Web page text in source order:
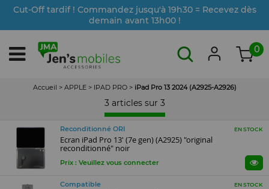
Cut-Off tardif ! Commandez jusqu'à 19h30 = Recevez dès
demain avant 13h00 !
0
Accueil > APPLE > IPAD PRO > iPad Pro 13 2024 (A2925-A2926)
3 articles sur 3
Reconditionné ORI EN STOCK
Ecran iPad Pro 13' (7e gen) (A2925) "original
reconditionné" noir
Prix : Veuillez vous connecter
Compatible EN STOCK